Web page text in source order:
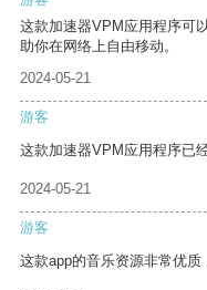
这款加速器VPM应用程序可
助你在网络上自由移动。
2024-05-21
游客
这款加速器VPM应用程序已
2024-05-21
游客
这款app的音乐资源非常优质